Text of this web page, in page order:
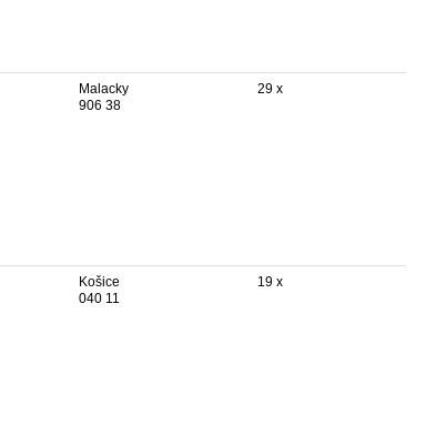
Malacky
906 38
29 x
Košice
040 11
19 x